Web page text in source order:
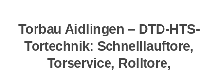
Torbau Aidlingen – DTD-HTS-
Tortechnik: Schnelllauftore,
Torservice, Rolltore,